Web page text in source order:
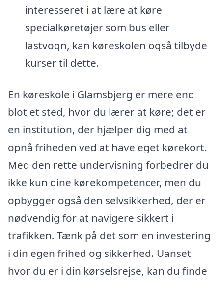
interesseret i at lære at køre
specialkøretøjer som bus eller
lastvogn, kan køreskolen også tilbyde
kurser til dette.
En køreskole i Glamsbjerg er mere end
blot et sted, hvor du lærer at køre; det er
en institution, der hjælper dig med at
opnå friheden ved at have eget kørekort.
Med den rette undervisning forbedrer du
ikke kun dine kørekompetencer, men du
opbygger også den selvsikkerhed, der er
nødvendig for at navigere sikkert i
trafikken. Tænk på det som en investering
i din egen frihed og sikkerhed. Uanset
hvor du er i din kørselsrejse, kan du finde